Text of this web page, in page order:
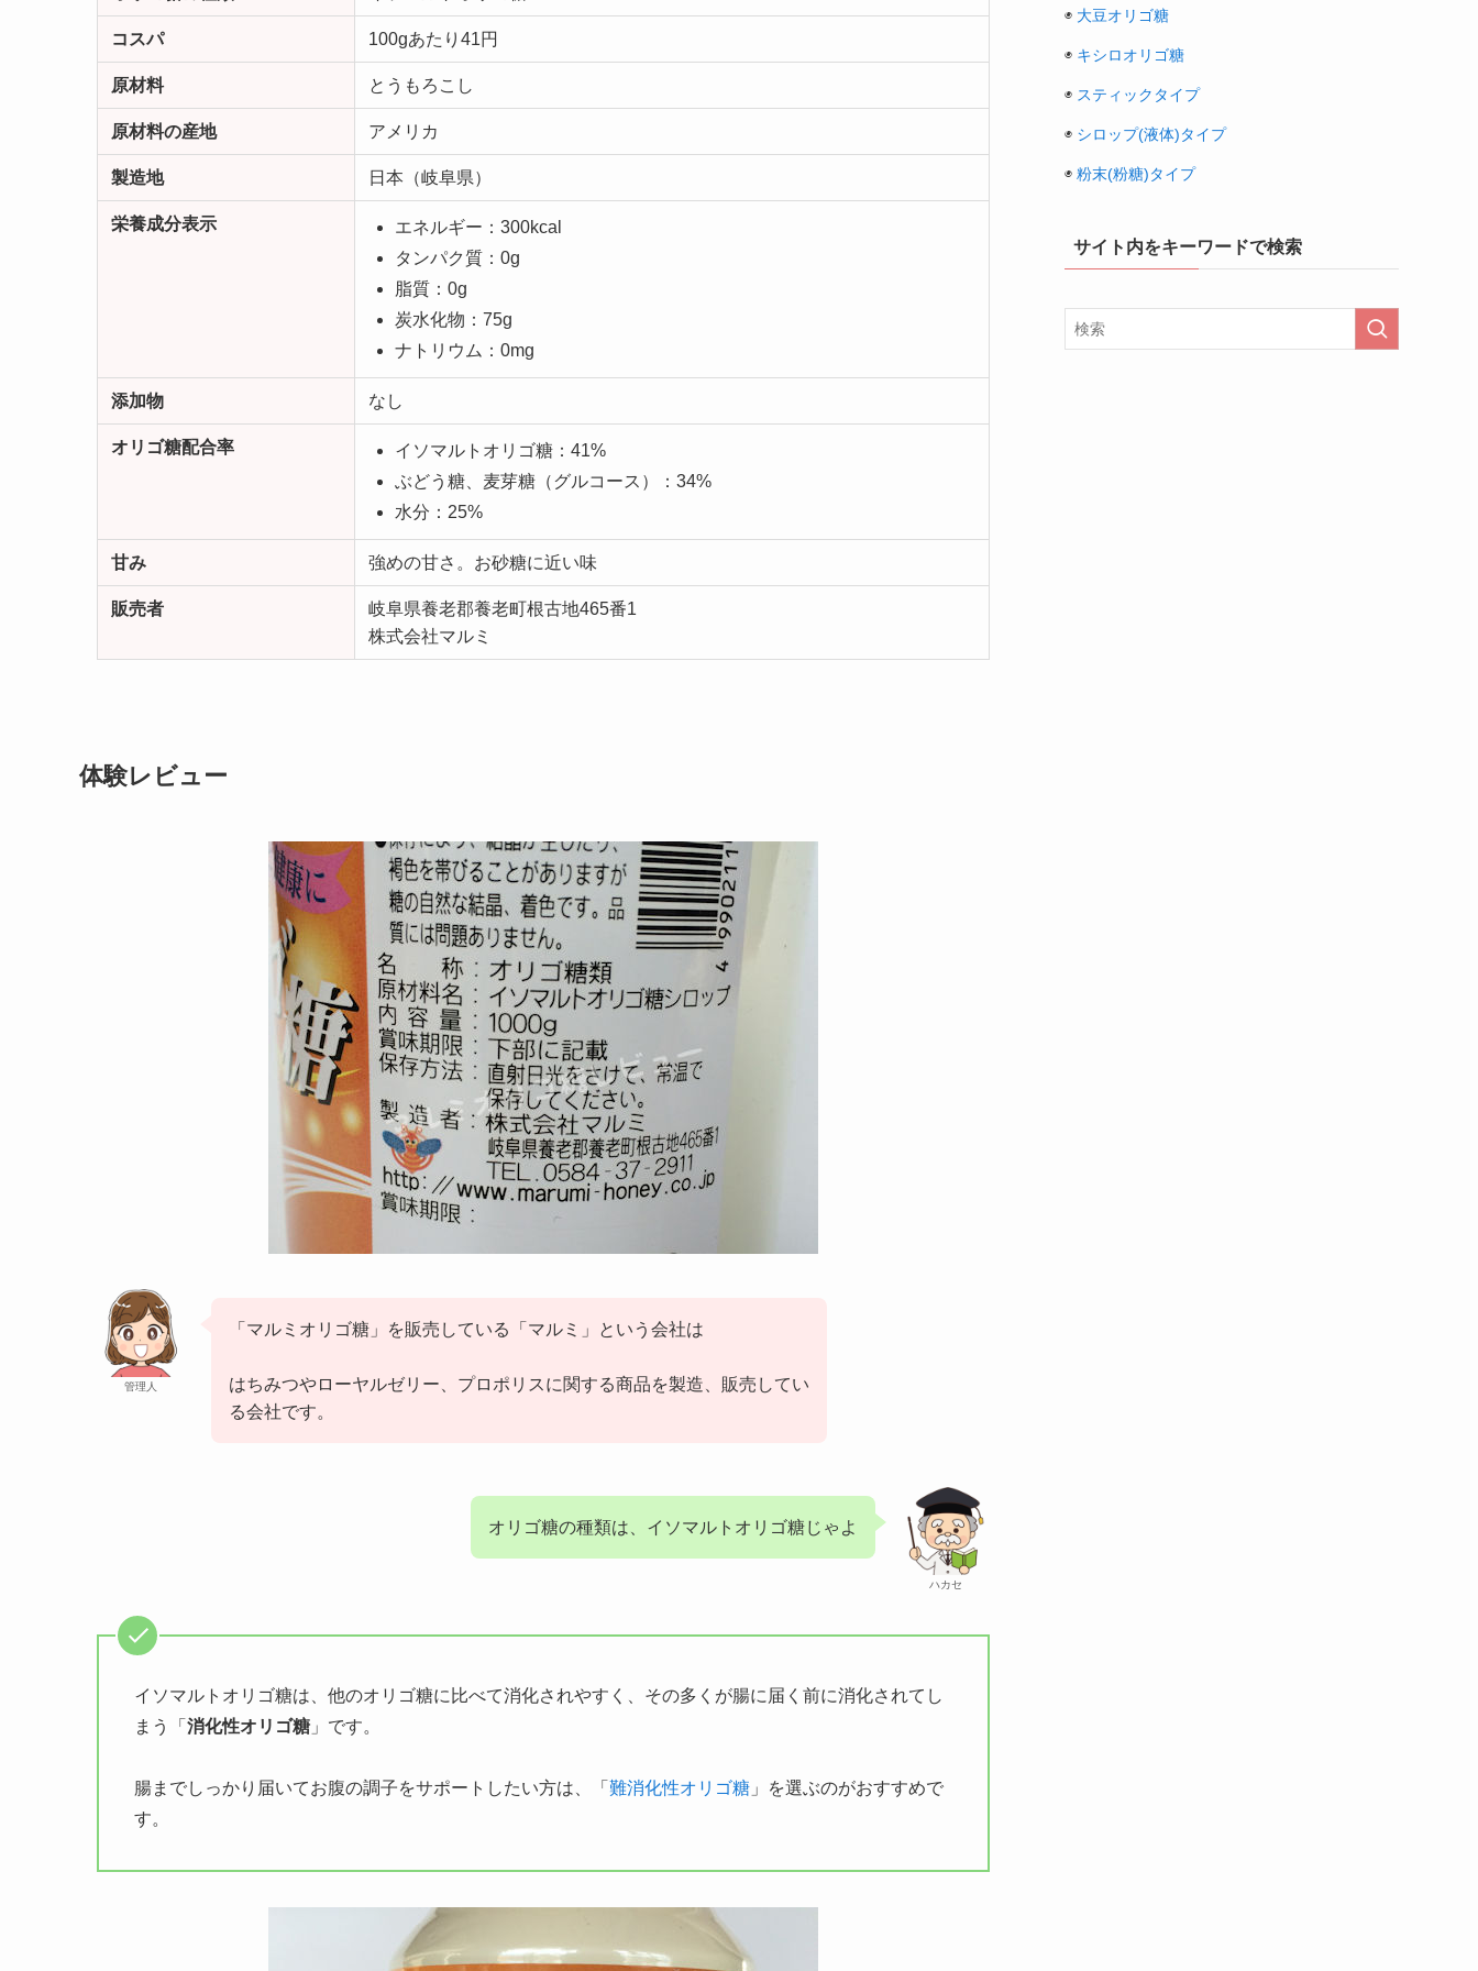
コスパ 100gあたり41円
原材料 とうもろこし
原材料の産地 アメリカ
製造地 日本（岐阜県）
栄養成分表示
エネルギー：300kcal
タンパク質：0g
脂質：0g
炭水化物：75g
ナトリウム：0mg
添加物 なし
オリゴ糖配合率
イソマルトオリゴ糖：41%
ぶどう糖、麦芽糖（グルコース）：34%
水分：25%
甘み 強めの甘さ。お砂糖に近い味
販売者
岐阜県養老郡養老町根古地465番1
株式会社マルミ
体験レビュー
管理人
「マルミオリゴ糖」を販売している「マルミ」という会社は
はちみつやローヤルゼリー、プロポリスに関する商品を製造、販売してい
る会社です。
ハカセ
オリゴ糖の種類は、イソマルトオリゴ糖じゃよ
イソマルトオリゴ糖は、他のオリゴ糖に比べて消化されやすく、その多くが腸に届く前に消化されてし
まう「 消化性オリゴ糖 」です。
腸までしっかり届いてお腹の調子をサポートしたい方は、「 難消化性オリゴ糖 」を選ぶのがおすすめで
す。
◉ 大豆オリゴ糖
◉ キシロオリゴ糖
◉ スティックタイプ
◉ シロップ(液体)タイプ
◉ 粉末(粉糖)タイプ
サイト内をキーワードで検索